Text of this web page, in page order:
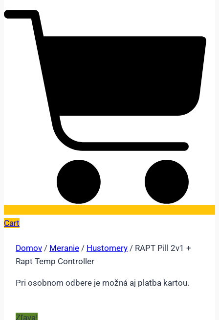
Cart
Domov / Meranie / Hustomery / RAPT Pill 2v1 +
Rapt Temp Controller
Pri osobnom odbere je možná aj platba kartou.
Zľava!